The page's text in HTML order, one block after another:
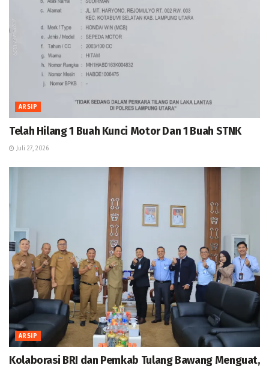
ARSIP
Telah Hilang 1 Buah Kunci Motor Dan 1 Buah STNK
Juli 27, 2026
ARSIP
Kolaborasi BRI dan Pemkab Tulang Bawang Menguat,